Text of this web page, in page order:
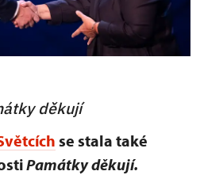
děkují
se stala také
Památky děkují.